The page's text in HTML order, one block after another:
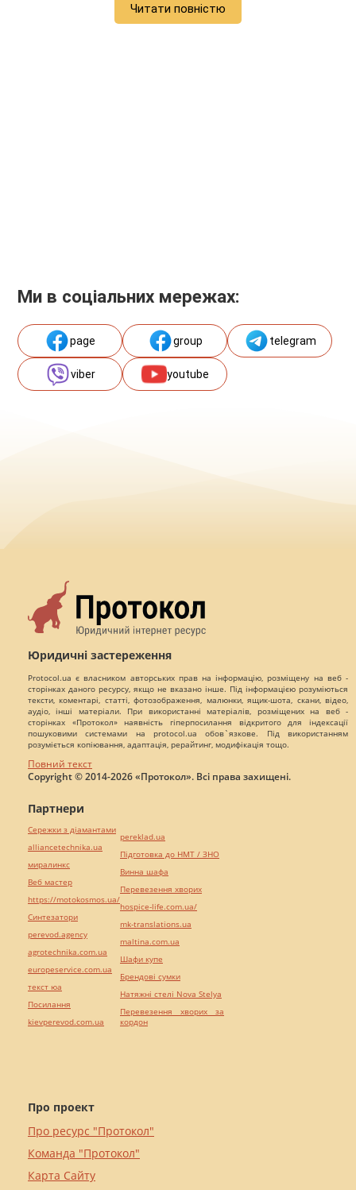
Читати повністю
Ми в соціальних мережах:
page group telegram
viber youtube
Юридичні застереження
Protocol.ua є власником авторських прав на інформацію, розміщену на веб -
сторінках даного ресурсу, якщо не вказано інше. Під інформацією розуміються
тексти, коментарі, статті, фотозображення, малюнки, ящик-шота, скани, відео,
аудіо, інші матеріали. При використанні матеріалів, розміщених на веб -
сторінках «Протокол» наявність гіперпосилання відкритого для індексації
пошуковими системами на protocol.ua обов`язкове. Під використанням
розуміється копіювання, адаптація, рерайтинг, модифікація тощо.
Повний текст
Copyright © 2014-2026 «Протокол». Всі права захищені.
Про проект
Про ресурс "Протокол"
Команда "Протокол"
Карта Сайту
Партнери
Сережки з діамантами
alliancetechnika.ua
миралинкс
Веб мастер
https://motokosmos.ua/
Синтезатори
perevod.agency
agrotechnika.com.ua
europeservice.com.ua
текст юа
Посилання
kievperevod.com.ua
pereklad.ua
Підготовка до НМТ / ЗНО
Винна шафа
Перевезення хворих
hospice-life.com.ua/
mk-translations.ua
maltina.com.ua
Шафи купе
Брендові сумки
Натяжні стелі Nova Stelya
Перевезення хворих за
кордон